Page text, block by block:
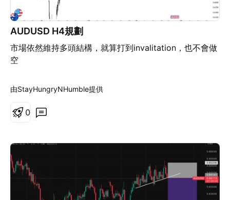
AUDUSD H4規劃
市場依然維持多頭結構，就算打到invalitation，也不會做
空
由StayHungryNHumble提供
0